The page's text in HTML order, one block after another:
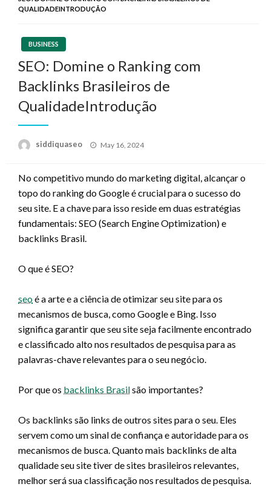
QUALIDADEINTRODUÇÃO
BUSINESS
SEO: Domine o Ranking com
Backlinks Brasileiros de
QualidadeIntrodução
siddiquaseo
Posted
May 16, 2024
No competitivo mundo do marketing digital, alcançar o
topo do ranking do Google é crucial para o sucesso do
seu site. E a chave para isso reside em duas estratégias
fundamentais: SEO (Search Engine Optimization) e
backlinks Brasil.
O que é SEO?
seoé a arte e a ciência de otimizar seu site para os
mecanismos de busca, como Google e Bing. Isso
significa garantir que seu site seja facilmente encontrado
e classificado alto nos resultados de pesquisa para as
palavras-chave relevantes para o seu negócio.
Por que os backlinks Brasilsão importantes?
Os backlinks são links de outros sites para o seu. Eles
servem como um sinal de confiança e autoridade para os
mecanismos de busca. Quanto mais backlinks de alta
qualidade seu site tiver de sites brasileiros relevantes,
melhor será sua classificação nos resultados de pesquisa.